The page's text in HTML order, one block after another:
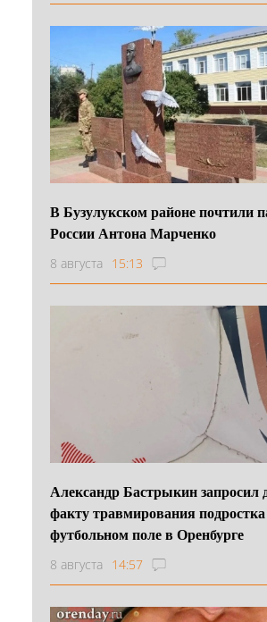
В Бузулукском районе почтили
России Антона Марченко
8 августа 15:13
Александр Бастрыкин запросил
факту травмирования
футбольном поле в Оренбурге
8 августа 14:57